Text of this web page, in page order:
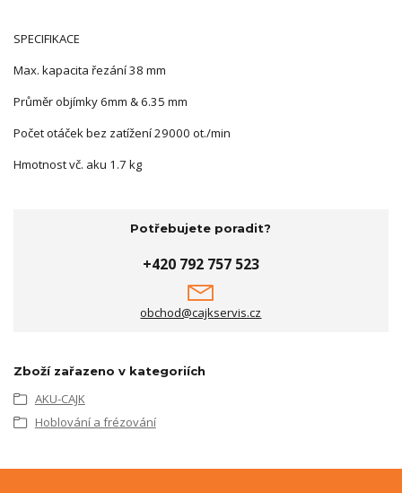
SPECIFIKACE
Max. kapacita řezání 38 mm
Průměr objímky 6mm & 6.35 mm
Počet otáček bez zatížení 29000 ot./min
Hmotnost vč. aku 1.7 kg
Potřebujete poradit?
+420 792 757 523
obchod@cajkservis.cz
Zboží zařazeno v kategoriích
AKU-CAJK
Hoblování a frézování